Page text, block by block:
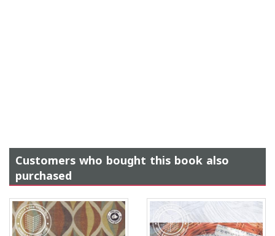
Customers who bought this book also
purchased